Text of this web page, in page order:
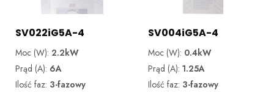
SV022iG5A-4
Moc (W): 2.2kW
Prąd (A): 6A
Ilość faz: 3-fazowy
SV004iG5A-4
Moc (W): 0.4kW
Prąd (A):1.25A
Ilość faz: 3-fazowy